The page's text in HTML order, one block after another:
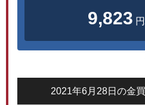
9,823
2021年6月28日の金